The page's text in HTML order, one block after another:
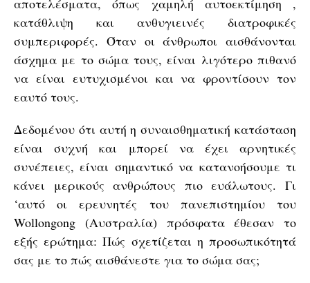
αποτελέσματα, όπως χαμηλή αυτοεκτίμηση ,
κατάθλιψη και ανθυγιεινές διατροφικές
συμπεριφορές. Όταν οι άνθρωποι αισθάνονται
άσχημα με το σώμα τους, είναι λιγότερο πιθανό
να είναι ευτυχισμένοι και να φροντίσουν τον
εαυτό τους.
Δεδομένου ότι αυτή η συναισθηματική κατάσταση
είναι συχνή και μπορεί να έχει αρνητικές
συνέπειες, είναι σημαντικό να κατανοήσουμε τι
κάνει μερικούς ανθρώπους πιο ευάλωτους. Γι
‘αυτό οι ερευνητές του πανεπιστημίου του
Wollongong (Αυστραλία) πρόσφατα έθεσαν το
εξής ερώτημα: Πώς σχετίζεται η προσωπικότητά
σας με το πώς αισθάνεστε για το σώμα σας;